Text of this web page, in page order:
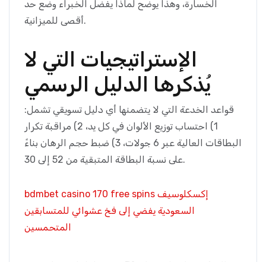
الخسارة، وهذا يوضح لماذا يفضل الخبراء وضع حد
أقصى للميزانية.
الإستراتيجيات التي لا
يُذكرها الدليل الرسمي
قواعد الخدعة التي لا يتضمنها أي دليل تسويقي تشمل:
1) احتساب توزيع الألوان في كل يد، 2) مراقبة تكرار
البطاقات العالية عبر 6 جولات، 3) ضبط حجم الرهان بناءً
على نسبة البطاقة المتبقية من 52 إلى 30.
bdmbet casino 170 free spins إكسكلوسيف
السعودية يفضي إلى فخ عشوائي للمتسابقين
المتحمسين